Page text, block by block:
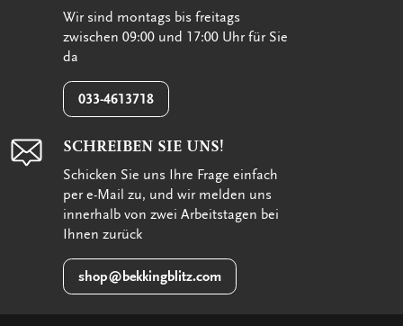
Wir sind montags bis freitags
zwischen 09:00 und 17:00 Uhr für Sie
da
033-4613718
SCHREIBEN SIE UNS!
Schicken Sie uns Ihre Frage einfach
per e-Mail zu, und wir melden uns
innerhalb von zwei Arbeitstagen bei
Ihnen zurück
shop@bekkingblitz.com